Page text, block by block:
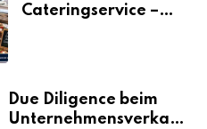
Cateringservice –
Due Diligence beim
Unternehmensverkauf